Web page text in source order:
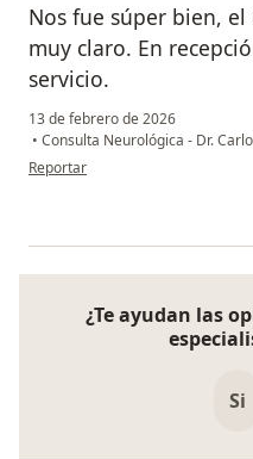
Nos fue súper bien,
muy claro. En
servicio.
13 de febrero de 2026
• Consulta Neurológica - Dr.
en opinión del usuario D.C.g
Reportar
¿Te ayudan las
Si